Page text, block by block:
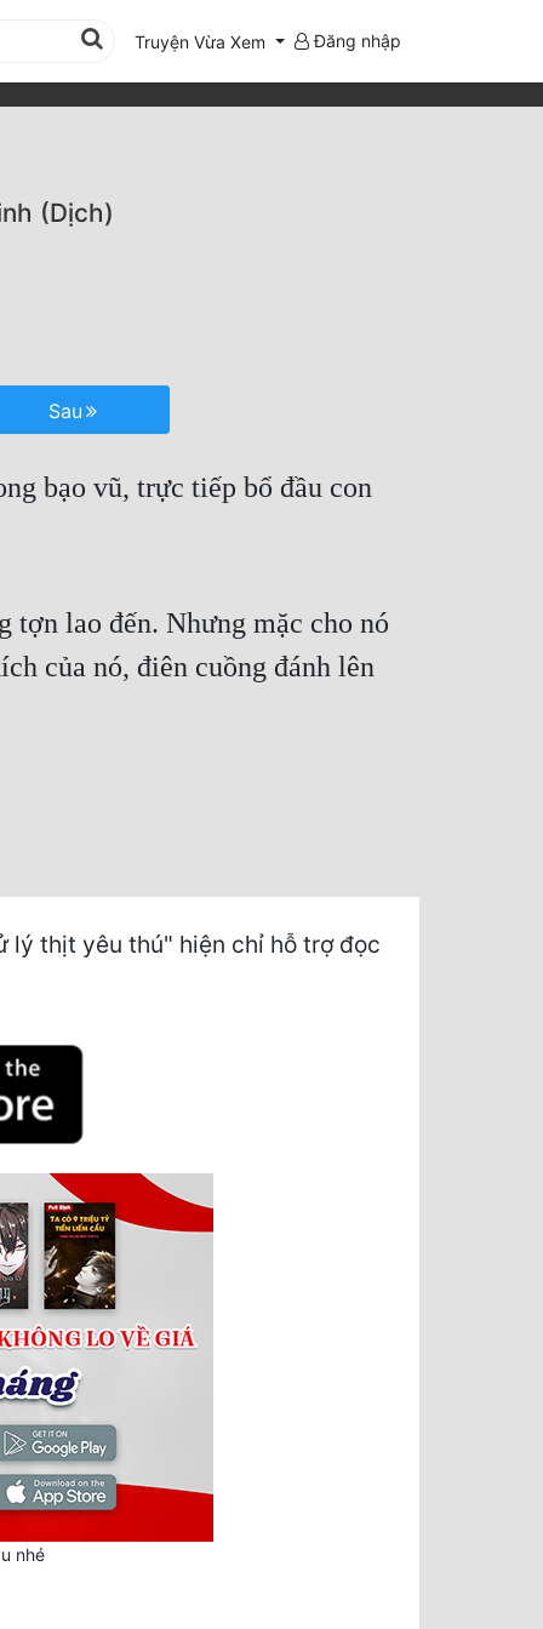
Truyện Vừa Xem Đăng nhập
(Dịch)
Sau
bạo vũ, trực tiếp bổ đầu con
tợn lao đến. Nhưng mặc cho nó
của nó, điên cuồng đánh lên
lý thịt yêu thú" hiện chỉ hỗ trợ đọc
nhé